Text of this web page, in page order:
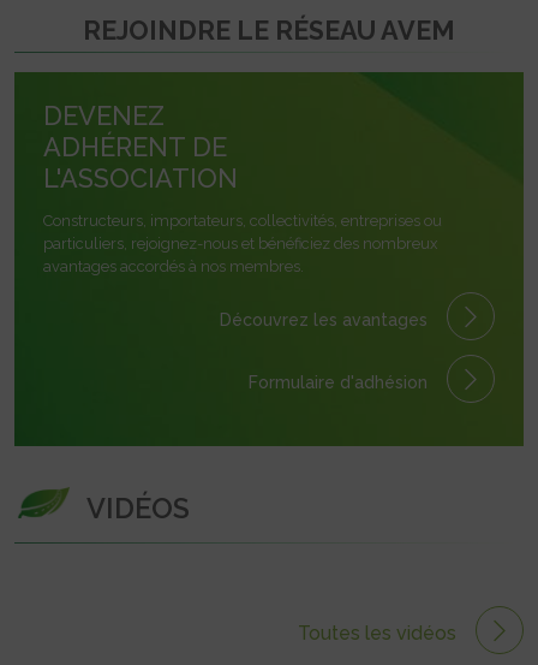
REJOINDRE LE RÉSEAU AVEM
DEVENEZ
ADHÉRENT DE
L'ASSOCIATION
Constructeurs, importateurs, collectivités, entreprises ou
particuliers, rejoignez-nous et bénéficiez des nombreux
avantages accordés à nos membres.
Découvrez les avantages
Formulaire d'adhésion
VIDÉOS
Toutes les vidéos